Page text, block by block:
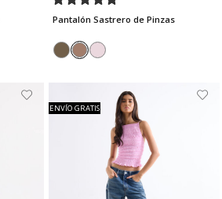
Pantalón Sastrero de Pinzas
ENVÍO GRATIS